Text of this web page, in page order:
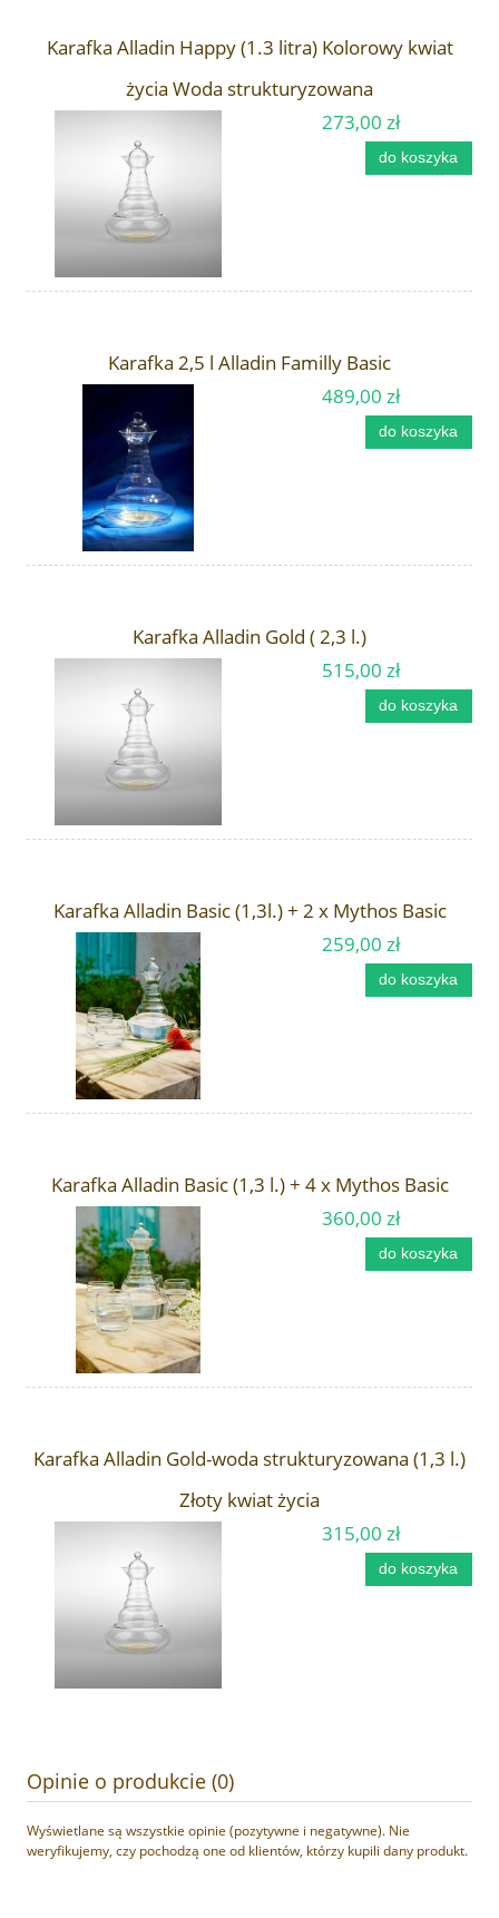
Karafka Alladin Happy (1.3 litra) Kolorowy kwiat
życia Woda strukturyzowana
273,00 zł
do koszyka
Karafka 2,5 l Alladin Familly Basic
489,00 zł
do koszyka
Karafka Alladin Gold ( 2,3 l.)
515,00 zł
do koszyka
Karafka Alladin Basic (1,3l.) + 2 x Mythos Basic
259,00 zł
do koszyka
Karafka Alladin Basic (1,3 l.) + 4 x Mythos Basic
360,00 zł
do koszyka
Karafka Alladin Gold-woda strukturyzowana (1,3 l.)
Złoty kwiat życia
315,00 zł
do koszyka
Opinie o produkcie (0)
Wyświetlane są wszystkie opinie (pozytywne i negatywne). Nie
weryfikujemy, czy pochodzą one od klientów, którzy kupili dany produkt.